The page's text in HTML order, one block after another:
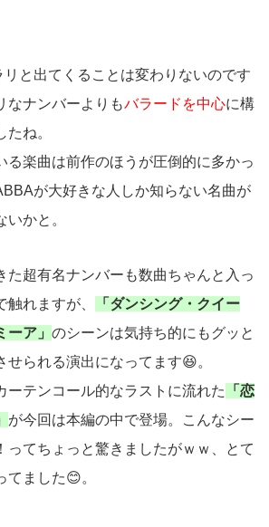
と出てくることは変わりないのです
なナンバーよりもバラードを中心に構
ね。
る楽曲は前作のほうが圧倒的に多かっ
が大好きな人しか知らない名曲が
かと。
た超有名ナンバーも数曲ちゃんと入っ
れますが、
「ダンシング・クイー
ーア」 のシーンは気持ち的にもグッと
せられる演出になってます😆。
ーテンコール的なラストに流れた
「恋
が今回は本編の中で登場。こんなシー
ってちょっと驚きましたがｗｗ、とて
てました😊。